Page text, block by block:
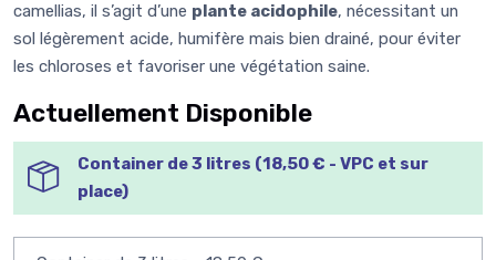
camellias, il s’agit d’une plante acidophile, nécessitant un
sol légèrement acide, humifère mais bien drainé, pour éviter
les chloroses et favoriser une végétation saine.
Actuellement Disponible
Container de 3 litres (18,50 € - VPC et sur
place)